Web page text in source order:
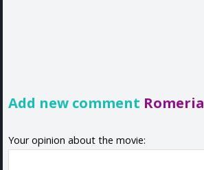
Add new comment Romeria
Your opinion about the movie: